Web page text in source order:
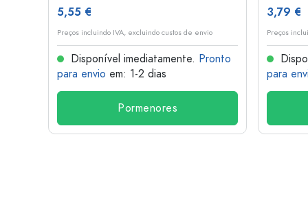
5,55 €
Preços incluindo IVA, excluindo custos de envio
Disponível imediatamente. Pronto
para envio em: 1-2 dias
Pormenores
3,79 €
Preços
para